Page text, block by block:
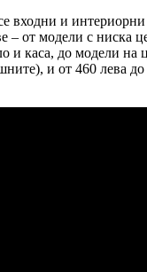
входни и
– от модели с ниска
и каса, до модели на
и от 460 лева